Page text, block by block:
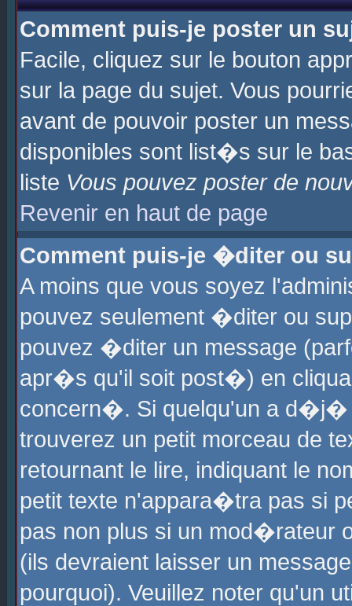
Comment puis-je poster un
Facile, cliquez sur le bouton
sur la page du sujet. Vous
avant de pouvoir poster un
disponibles sont list�s sur le
liste Vous pouvez poster de
Revenir en haut de page
Comment puis-je �diter ou
A moins que vous soyez
pouvez seulement �diter ou
pouvez �diter un message
apr�s qu'il soit post�) en
concern�. Si quelqu'un a
trouverez un petit morceau de
retournant le lire, indiquant le
petit texte n'appara�tra pas si
pas non plus si un mod�rateur
(ils devraient laisser un
pourquoi). Veuillez noter qu'un